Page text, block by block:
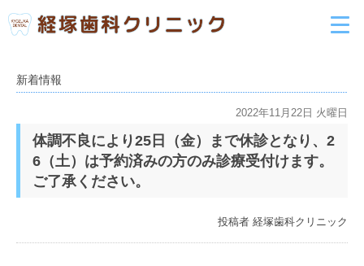
新着情報
2022年11月22日 火曜日
体調不良により25日（金）まで休診となり、2
6（土）は予約済みの方のみ診療受付けます。
ご了承ください。
投稿者 経塚歯科クリニック